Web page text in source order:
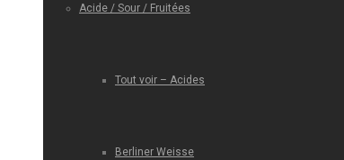
Acide / Sour / Fruitées
Tout voir – Acides
Berliner Weisse